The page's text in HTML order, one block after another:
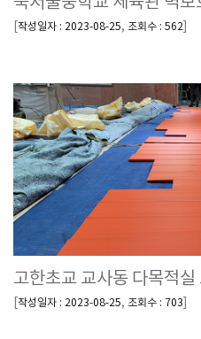
[작성일자 : 2023-08-25, 조회수 : 562]
고한초교 교사동 다목적실
[작성일자 : 2023-08-25, 조회수 : 703]